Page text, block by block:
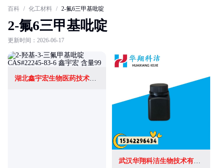
百科 / 化工材料 / 2-氟6三甲基吡啶
2-氟6三甲基吡啶
更新时间：2026-06-17
湖北鑫宇宏生物医药技术有限公司
武汉华翔科洁生物技术有限公司